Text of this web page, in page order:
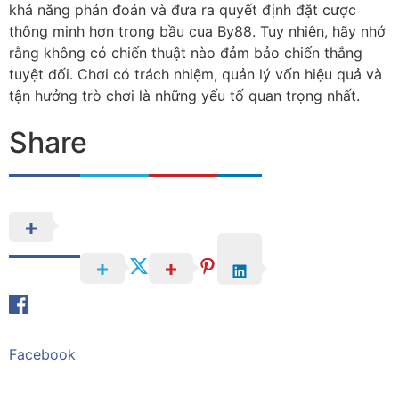
khả năng phán đoán và đưa ra quyết định đặt cược
thông minh hơn trong bầu cua By88. Tuy nhiên, hãy nhớ
rằng không có chiến thuật nào đảm bảo chiến thắng
tuyệt đối. Chơi có trách nhiệm, quản lý vốn hiệu quả và
tận hưởng trò chơi là những yếu tố quan trọng nhất.
Share
Facebook